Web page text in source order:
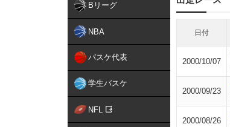
Bリーグ
NBA
バスケ代表
学生バスケ
NFL
日付
2000/10/07
2000/09/23
2000/08/26